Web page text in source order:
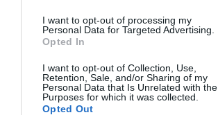
I want to opt-out of processing my
Personal Data for Targeted Advertising.
Opted In
I want to opt-out of Collection, Use,
Retention, Sale, and/or Sharing of my
Personal Data that Is Unrelated with the
Purposes for which it was collected.
Opted Out